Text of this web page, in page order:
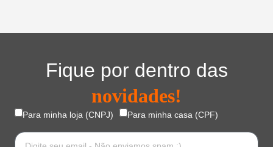
Fique por dentro das
novidades!
Para minha loja (CNPJ) Para minha casa (CPF)